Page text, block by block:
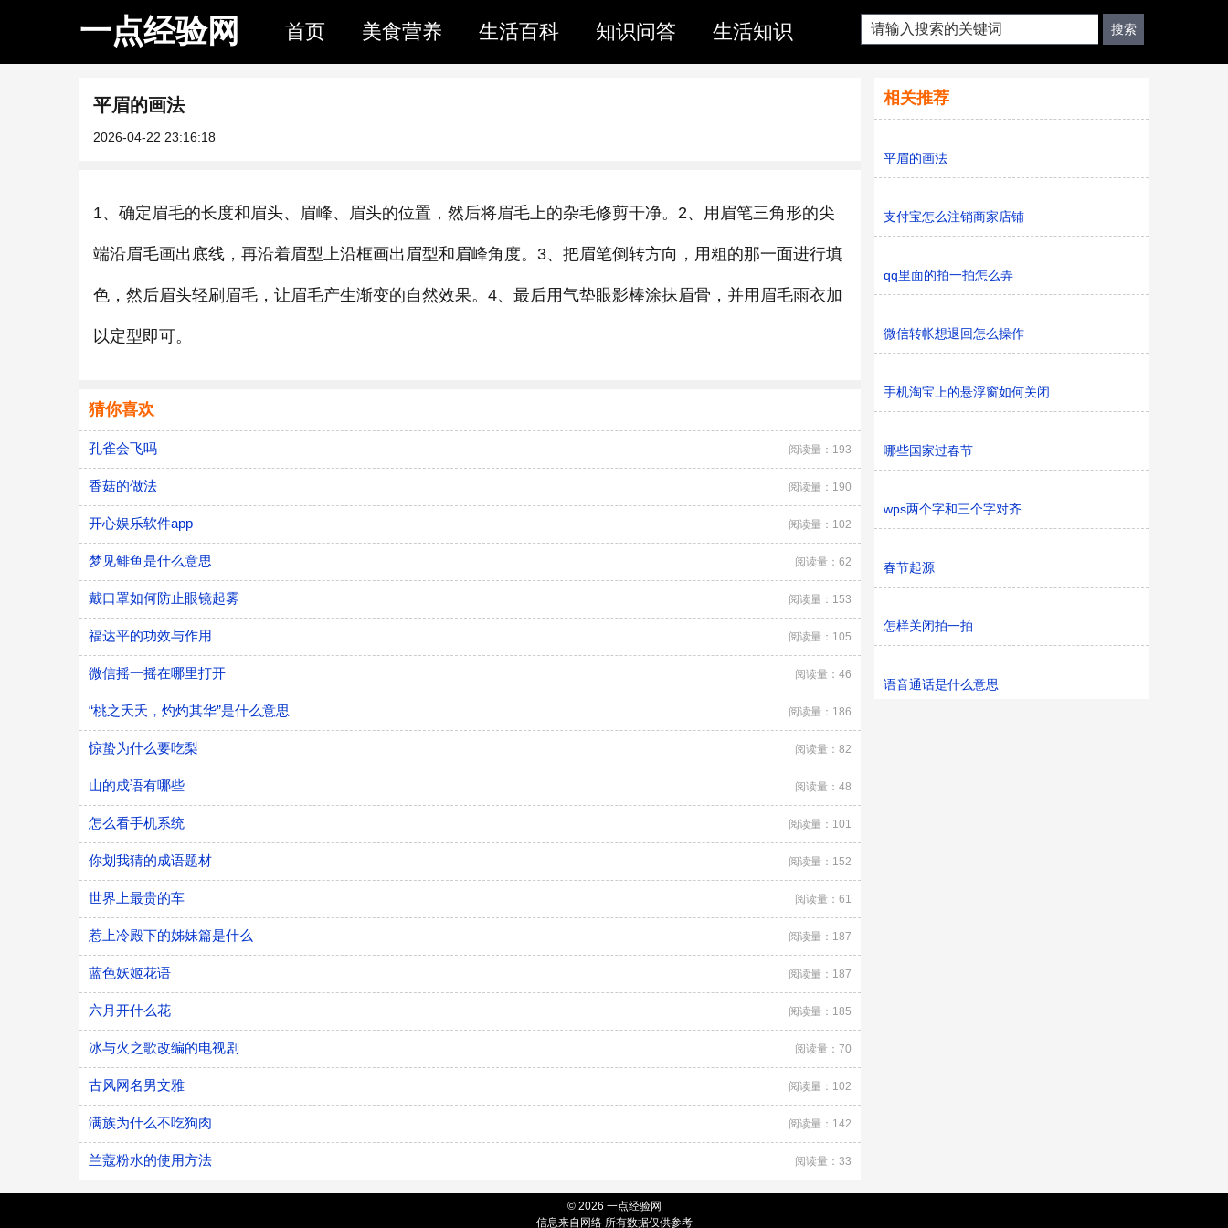
一点经验网 首页 美食营养 生活百科 知识问答 生活知识
平眉的画法
2026-04-22 23:16:18
1、确定眉毛的长度和眉头、眉峰、眉头的位置，然后将眉毛上的杂毛修剪干净。2、用眉笔三角形的尖
端沿眉毛画出底线，再沿着眉型上沿框画出眉型和眉峰角度。3、把眉笔倒转方向，用粗的那一面进行填
色，然后眉头轻刷眉毛，让眉毛产生渐变的自然效果。4、最后用气垫眼影棒涂抹眉骨，并用眉毛雨衣加
以定型即可。
猜你喜欢
孔雀会飞吗 阅读量：193
香菇的做法 阅读量：190
开心娱乐软件app 阅读量：102
梦见鲱鱼是什么意思 阅读量：62
戴口罩如何防止眼镜起雾 阅读量：153
福达平的功效与作用 阅读量：105
微信摇一摇在哪里打开 阅读量：46
“桃之夭夭，灼灼其华”是什么意思 阅读量：186
惊蛰为什么要吃梨 阅读量：82
山的成语有哪些 阅读量：48
怎么看手机系统 阅读量：101
你划我猜的成语题材 阅读量：152
世界上最贵的车 阅读量：61
惹上冷殿下的姊妹篇是什么 阅读量：187
蓝色妖姬花语 阅读量：187
六月开什么花 阅读量：185
冰与火之歌改编的电视剧 阅读量：70
古风网名男文雅 阅读量：102
满族为什么不吃狗肉 阅读量：142
兰蔻粉水的使用方法 阅读量：33
相关推荐
平眉的画法
支付宝怎么注销商家店铺
qq里面的拍一拍怎么弄
微信转帐想退回怎么操作
手机淘宝上的悬浮窗如何关闭
哪些国家过春节
wps两个字和三个字对齐
春节起源
怎样关闭拍一拍
语音通话是什么意思
© 2026 一点经验网
信息来自网络 所有数据仅供参考